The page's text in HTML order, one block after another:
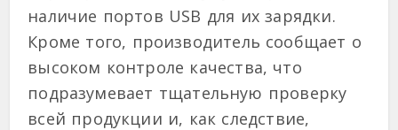
наличие портов USB для их зарядки.
Кроме того, производитель сообщает о
высоком контроле качества, что
подразумевает тщательную проверку
всей продукции и, как следствие,